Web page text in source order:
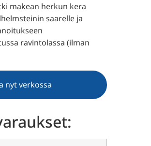
makean herkun kera
saarelle ja
ravintolassa (ilman
nyt verkossa